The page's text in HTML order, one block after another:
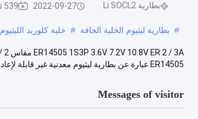
بطارية Li SOCL2 2022-09-27
539 views
# بطارية ليثيوم الخلية الجافة # خلية كلوريد الليثيوم
ER14505 عبارة عن بطارية ليثيوم معدنية غير قابلة لإعادة الشحن ذات م...
Messages of visitor